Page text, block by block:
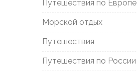
Путешествия по Европе
Морской отдых
Путешествия
Путешествия по России